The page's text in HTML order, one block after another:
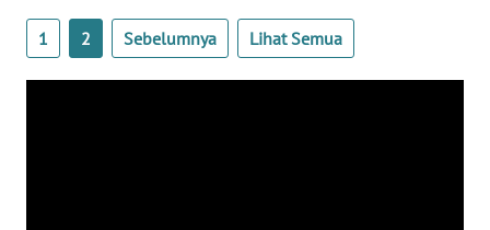
1 2 Sebelumnya Lihat Semua
WN